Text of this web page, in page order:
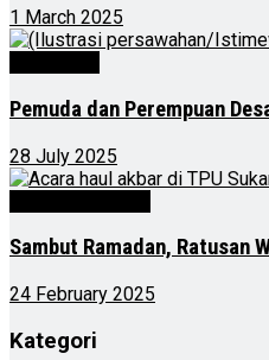
1 March 2025
Pemuda dan Perempuan
28 July 2025
Sambut Ramadan, Ratusan
24 February 2025
Kategori